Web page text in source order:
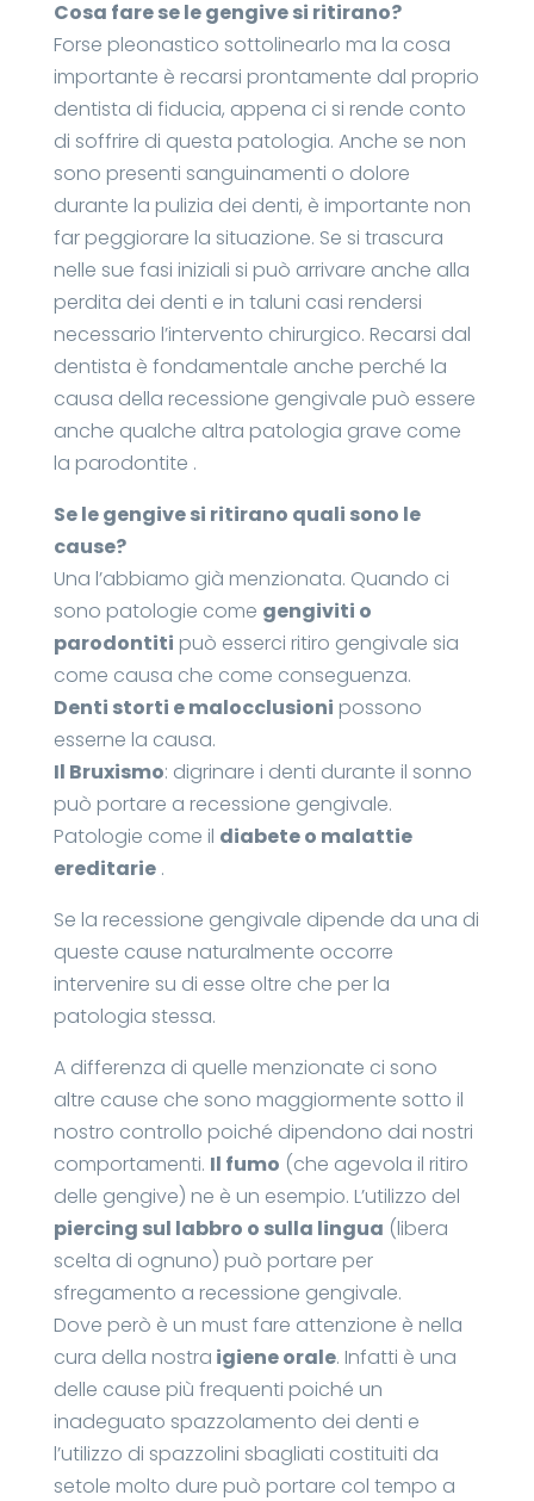
Cosa fare se le gengive si ritirano?
Forse pleonastico sottolinearlo ma la cosa
importante è recarsi prontamente dal proprio
dentista di fiducia, appena ci si rende conto
di soffrire di questa patologia. Anche se non
sono presenti sanguinamenti o dolore
durante la pulizia dei denti, è importante non
far peggiorare la situazione. Se si trascura
nelle sue fasi iniziali si può arrivare anche alla
perdita dei denti e in taluni casi rendersi
necessario l’intervento chirurgico. Recarsi dal
dentista è fondamentale anche perché la
causa della recessione gengivale può essere
anche qualche altra patologia grave come
la parodontite .
Se le gengive si ritirano quali sono le
cause?
Una l’abbiamo già menzionata. Quando ci
sono patologie come gengiviti o
parodontiti può esserci ritiro gengivale sia
come causa che come conseguenza.
Denti storti e malocclusioni possono
esserne la causa.
Il Bruxismo: digrinare i denti durante il sonno
può portare a recessione gengivale.
Patologie come il diabete o malattie
ereditarie.
Se la recessione gengivale dipende da una di
queste cause naturalmente occorre
intervenire su di esse oltre che per la
patologia stessa.
A differenza di quelle menzionate ci sono
altre cause che sono maggiormente sotto il
nostro controllo poiché dipendono dai nostri
comportamenti. Il fumo (che agevola il ritiro
delle gengive) ne è un esempio. L’utilizzo del
piercing sul labbro o sulla lingua (libera
scelta di ognuno) può portare per
sfregamento a recessione gengivale.
Dove però è un must fare attenzione è nella
cura della nostra igiene orale. Infatti è una
delle cause più frequenti poiché un
inadeguato spazzolamento dei denti e
l’utilizzo di spazzolini sbagliati costituiti da
setole molto dure può portare col tempo a